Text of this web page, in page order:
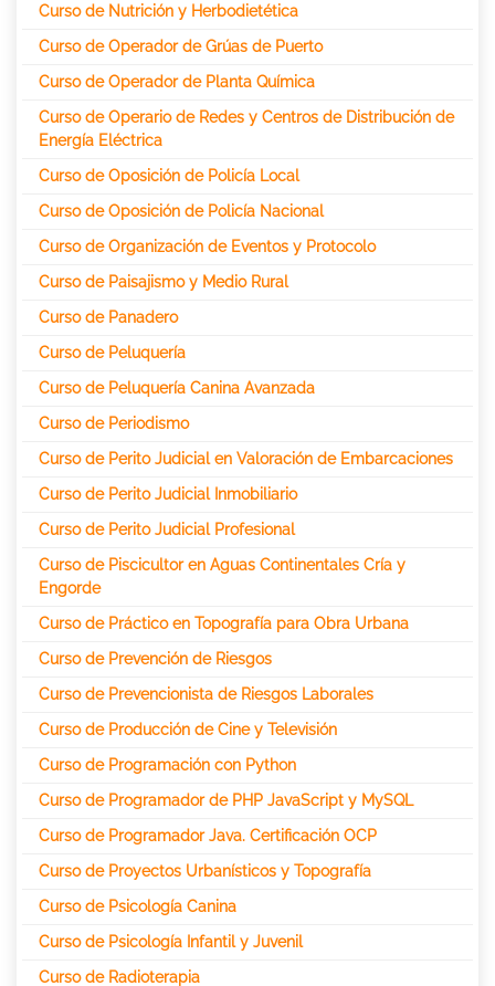
Curso de Nutrición y Herbodietética
Curso de Operador de Grúas de Puerto
Curso de Operador de Planta Química
Curso de Operario de Redes y Centros de Distribución de
Energía Eléctrica
Curso de Oposición de Policía Local
Curso de Oposición de Policía Nacional
Curso de Organización de Eventos y Protocolo
Curso de Paisajismo y Medio Rural
Curso de Panadero
Curso de Peluquería
Curso de Peluquería Canina Avanzada
Curso de Periodismo
Curso de Perito Judicial en Valoración de Embarcaciones
Curso de Perito Judicial Inmobiliario
Curso de Perito Judicial Profesional
Curso de Piscicultor en Aguas Continentales Cría y
Engorde
Curso de Práctico en Topografía para Obra Urbana
Curso de Prevención de Riesgos
Curso de Prevencionista de Riesgos Laborales
Curso de Producción de Cine y Televisión
Curso de Programación con Python
Curso de Programador de PHP JavaScript y MySQL
Curso de Programador Java. Certificación OCP
Curso de Proyectos Urbanísticos y Topografía
Curso de Psicología Canina
Curso de Psicología Infantil y Juvenil
Curso de Radioterapia